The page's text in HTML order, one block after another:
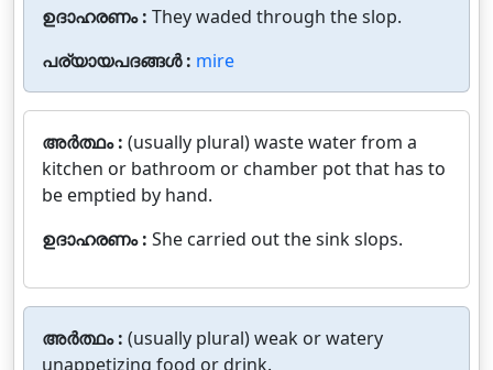
ഉദാഹരണം : They waded through the slop.
പര്യായപദങ്ങൾ : mire
അർത്ഥം : (usually plural) waste water from a
kitchen or bathroom or chamber pot that has to
be emptied by hand.
ഉദാഹരണം : She carried out the sink slops.
അർത്ഥം : (usually plural) weak or watery
unappetizing food or drink.